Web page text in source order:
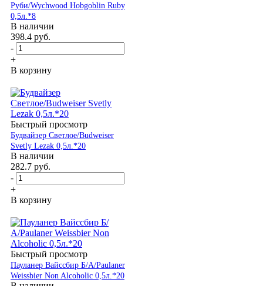
Руби/Wychwood Hobgoblin Ruby
0,5л.*8
В наличии
398.4 руб.
-
+
В корзину
Быстрый просмотр
Будвайзер Светлое/Budweiser
Svetly Lezak 0,5л.*20
В наличии
282.7 руб.
-
+
В корзину
Быстрый просмотр
Пауланер Вайссбир Б/А/Paulaner
Weissbier Non Alcoholic 0,5л.*20